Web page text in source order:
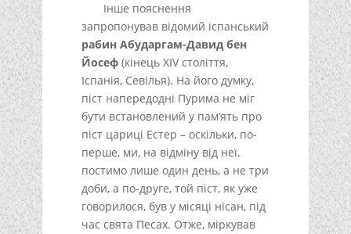
Інше пояснення
запропонував відомий іспанський
рабин Абударгам-Давид бен
Йосеф(кінець ХIV століття,
Іспанія, Севілья). На його думку,
піст напередодні Пурима не міг
бути встановлений у пам’ять про
піст цариці Естер – оскільки, по-
перше, ми, на відміну від неї,
постимо лише один день, а не три
доби, а по-друге, той піст, як уже
говорилося, був у місяці нісан, під
час свята Песах. Отже, міркував